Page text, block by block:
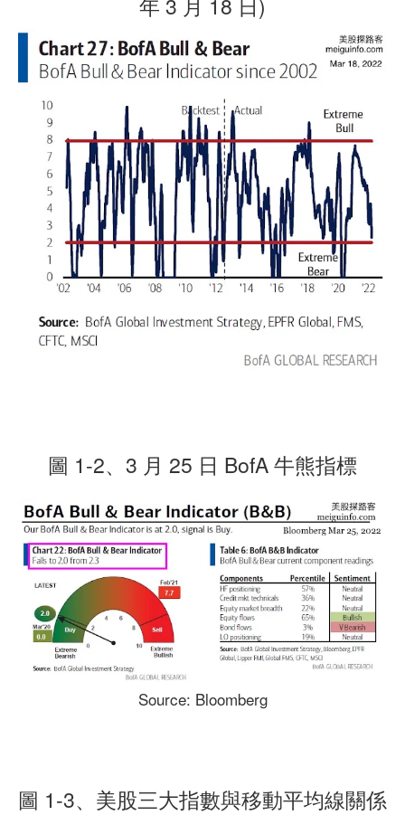
圖 1-2、3 月 25 日 BofA 牛熊指標
Source: Bloomberg
圖 1-3、美股三大指數與移動平均線關係